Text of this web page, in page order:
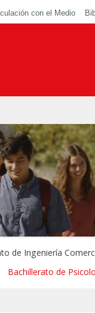
con el Medio
de Ingeniería
Bachillerato de